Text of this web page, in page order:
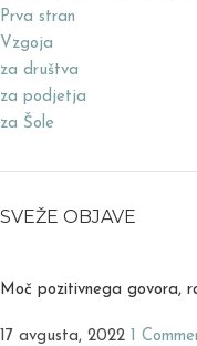
Prva stran
Vzgoja
za društva
za podjetja
za Šole
SVEŽE OBJAVE
Moč pozitivnega govora,
17 avgusta, 2022 1